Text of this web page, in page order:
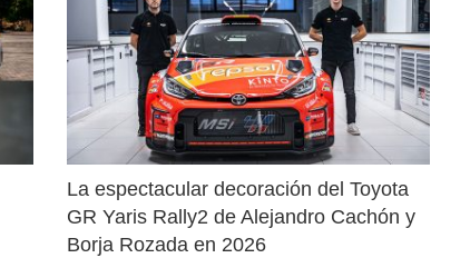
La espectacular decoración del Toyota
GR Yaris Rally2 de Alejandro Cachón y
Borja Rozada en 2026